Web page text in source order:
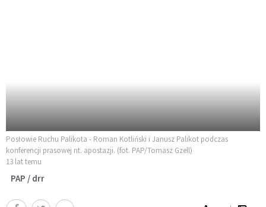
Posłowie Ruchu Palikota - Roman Kotliński i Janusz Palikot podczas
konferencji prasowej nt. apostazji. (fot. PAP/Tomasz Gzell)
13 lat temu
PAP / drr